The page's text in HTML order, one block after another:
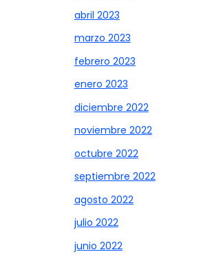
abril 2023
marzo 2023
febrero 2023
enero 2023
diciembre 2022
noviembre 2022
octubre 2022
septiembre 2022
agosto 2022
julio 2022
junio 2022